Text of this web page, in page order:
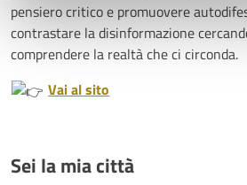
pensiero critico e promuovere
contrastare la disinformazione
comprendere la realtà che ci circonda.
Vai al sito
Sei la mia città